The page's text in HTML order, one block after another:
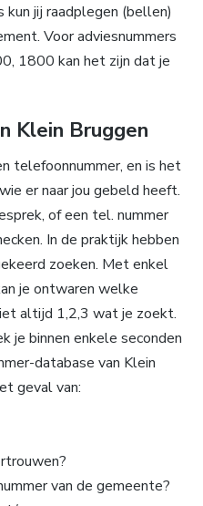
jij raadplegen (bellen)
Voor adviesnummers
1800 kan het zijn dat je
Klein Bruggen
telefoonnummer, en is het
er naar jou gebeld heeft.
of een tel. nummer
In de praktijk hebben
zoeken. Met enkel
je ontwaren welke
altijd 1,2,3 wat je zoekt.
je binnen enkele seconden
database van Klein
geval van:
van de gemeente?